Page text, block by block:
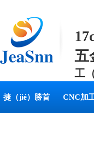
五
工
案
捷（jié）勝首 CNC加